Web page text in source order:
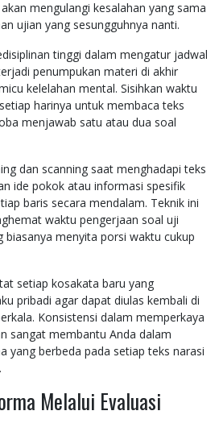
mengulangi kesalahan yang sama
ujian yang sesungguhnya nanti.
tinggi dalam mengatur jadwal
penumpukan materi di akhir
kelelahan mental. Sisihkan waktu
harinya untuk membaca teks
menjawab satu atau dua soal
dan scanning saat menghadapi teks
ide pokok atau informasi spesifik
baris secara mendalam. Teknik ini
waktu pengerjaan soal uji
biasanya menyita porsi waktu cukup
setiap kosakata baru yang
pribadi agar dapat diulas kembali di
Konsistensi dalam memperkaya
sangat membantu Anda dalam
yang berbeda pada setiap teks narasi
Melalui Evaluasi